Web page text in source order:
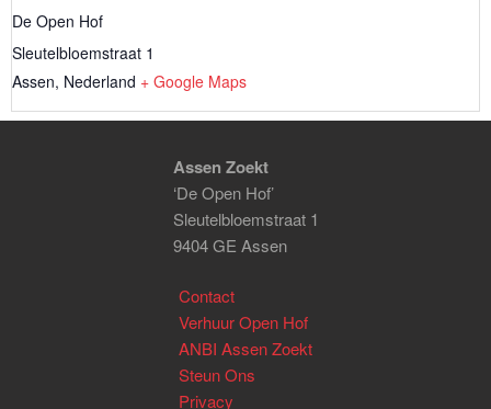
De Open Hof
Sleutelbloemstraat 1
Assen, Nederland + Google Maps
Assen Zoekt
‘De Open Hof’
Sleutelbloemstraat 1
9404 GE Assen
Contact
Verhuur Open Hof
ANBI Assen Zoekt
Steun Ons
Privacy